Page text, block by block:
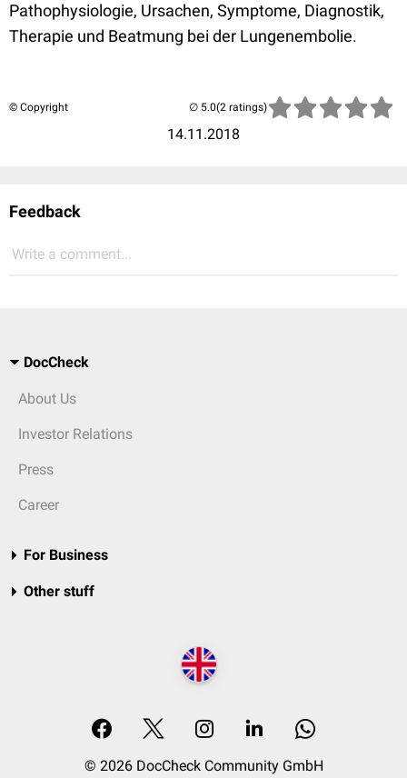
Pathophysiologie, Ursachen, Symptome, Diagnostik,
Therapie und Beatmung bei der Lungenembolie.
© Copyright
14.11.2018
(2 ratings)
Feedback
Write a comment...
DocCheck
About Us
Investor Relations
Press
Career
For Business
Other stuff
© 2026 DocCheck Community GmbH